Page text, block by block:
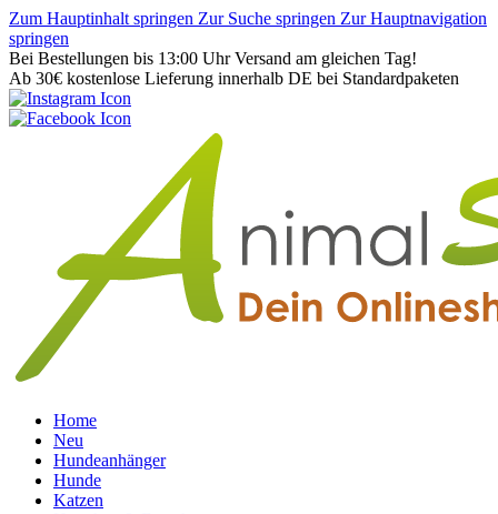
Zum Hauptinhalt springen Zur Suche springen Zur Hauptnavigation
springen
Bei Bestellungen bis 13:00 Uhr Versand am gleichen Tag!
Ab 30€ kostenlose Lieferung innerhalb DE bei Standardpaketen
Home
Neu
Hundeanhänger
Hunde
Katzen